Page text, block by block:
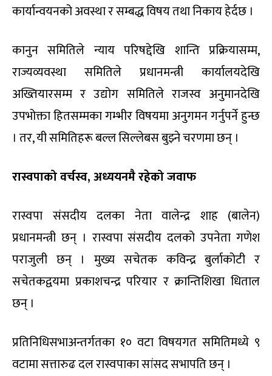
कार्यान्वयनको अवस्था र सम्बद्ध विषय तथा निकाय हेर्दछ ।
कानुन समितिले न्याय परिषद्देखि शान्ति प्रक्रियासम्म,
राज्यव्यवस्था समितिले प्रधानमन्त्री कार्यालयदेखि
अख्तियारसम्म र उद्योग समितिले राजस्व अनुमानदेखि
उपभोक्ता हितसम्मका गम्भीर विषयमा अनुगमन गर्नुपर्ने हुन्छ
। तर, यी समितिहरू बल्ल सिल्लेबस बुझ्ने चरणमा छन् ।
रास्वपाको वर्चस्व, अध्ययनमै रहेको जवाफ
रास्वपा संसदीय दलका नेता वालेन्द्र शाह (बालेन)
प्रधानमन्त्री छन् । रास्वपा संसदीय दलको उपनेता गणेश
पराजुली छन् । मुख्य सचेतक कविन्द्र बुर्लाकोटी र
सचेतकद्वयमा प्रकाशचन्द्र परियार र क्रान्तिशिखा धिताल
छन् ।
प्रतिनिधिसभाअन्तर्गतका १० वटा विषयगत समितिमध्ये ९
वटामा सत्तारुढ दल रास्वपाका सांसद सभापति छन् ।